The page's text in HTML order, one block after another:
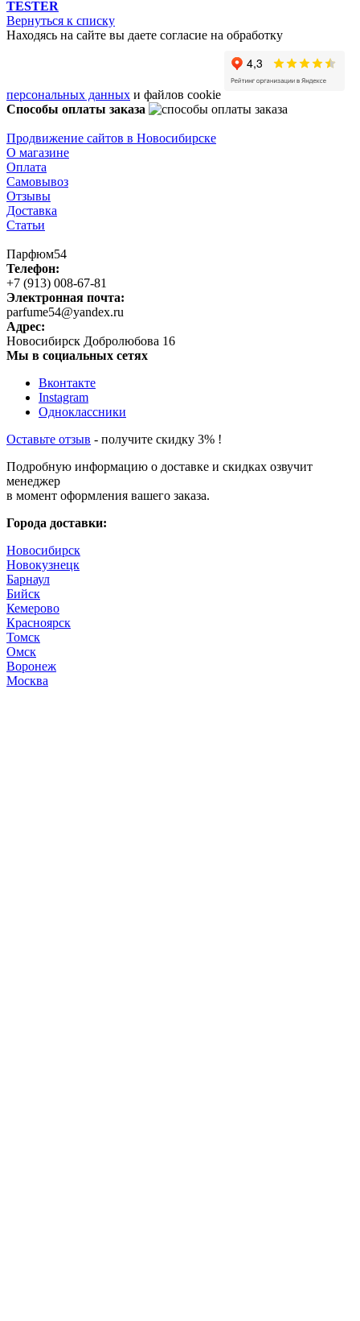
TESTER
Вернуться к списку
Находясь на сайте вы даете согласие на обработку
персональных данных и файлов cookie
Способы оплаты заказа
Продвижение сайтов в Новосибирске
О магазине
Оплата
Самовывоз
Отзывы
Доставка
Статьи
Парфюм54
Телефон:
+7 (913) 008-67-81
Электронная почта:
parfume54@yandex.ru
Адрес:
Новосибирск Добролюбова 16
Мы в социальных сетях
Вконтакте
Instagram
Одноклассники
Оставьте отзыв - получите скидку 3% !
Подробную информацию о доставке и скидках озвучит
менеджер
в момент оформления вашего заказа.
Города доставки:
Новосибирск
Новокузнецк
Барнаул
Бийск
Кемерово
Красноярск
Томск
Омск
Воронеж
Москва